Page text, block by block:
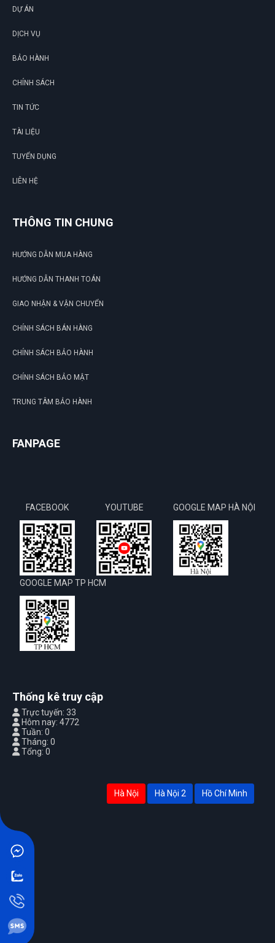
DỰ ÁN
DỊCH VỤ
BẢO HÀNH
CHÍNH SÁCH
TIN TỨC
TÀI LIỆU
TUYỂN DỤNG
LIÊN HỆ
THÔNG TIN CHUNG
HƯỚNG DẪN MUA HÀNG
HƯỚNG DẪN THANH TOÁN
GIAO NHẬN & VẬN CHUYỂN
CHÍNH SÁCH BÁN HÀNG
CHÍNH SÁCH BẢO HÀNH
CHÍNH SÁCH BẢO MẬT
TRUNG TÂM BẢO HÀNH
FANPAGE
FACEBOOK YOUTUBE GOOGLE MAP HÀ NỘI
GOOGLE MAP TP HCM
Thống kê truy cập
Trực tuyến: 33
Hôm nay: 4772
Tuần: 0
Tháng: 0
Tổng: 0
Hà Nội Hà Nội 2 Hồ Chí Minh